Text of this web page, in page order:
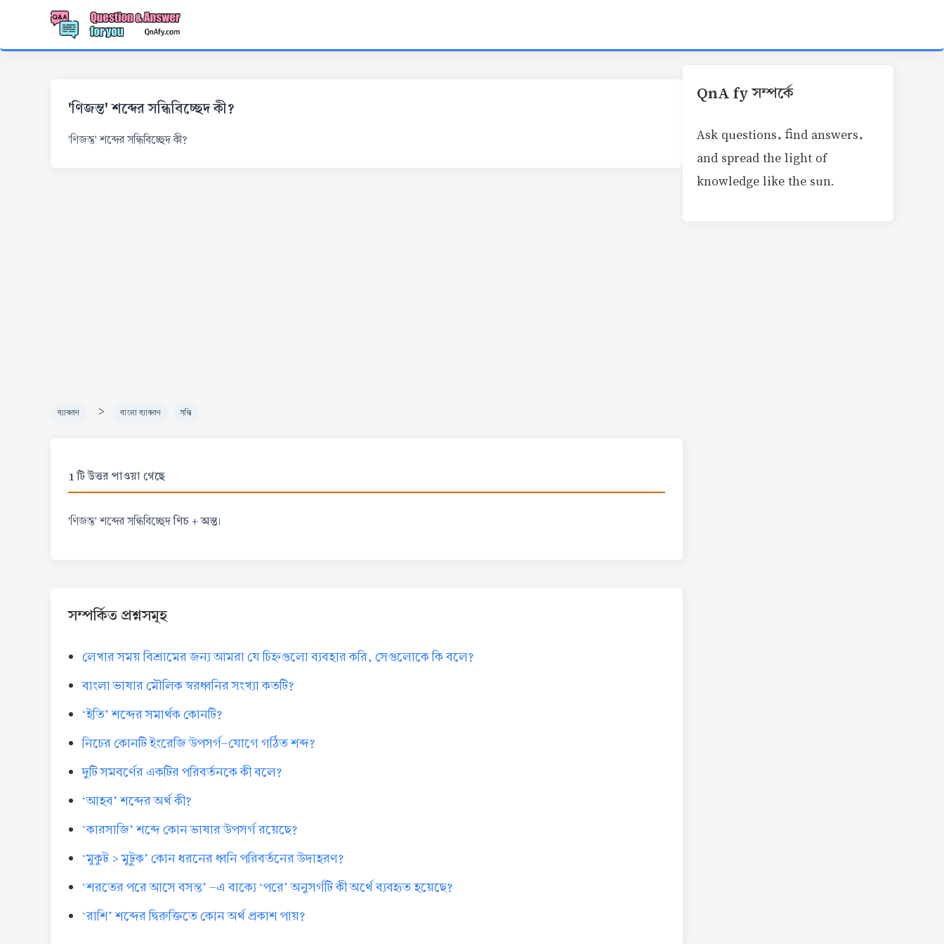
'ণিজন্ত' শব্দের সন্ধিবিচ্ছেদ কী?
'ণিজন্ত' শব্দের সন্ধিবিচ্ছেদ কী?
ব্যাকরণ > বাংলা ব্যাকরণ সন্ধি
1 টি উত্তর পাওয়া গেছে
'ণিজন্ত' শব্দের সন্ধিবিচ্ছেদণিচ + অন্ত।
সম্পর্কিত প্রশ্নসমূহ
লেখার সময় বিশ্রামের জন্য আমরা যে চিহ্নগুলো ব্যবহার করি, সেগুলোকে কি বলে?
বাংলা ভাষার মৌলিক স্বরধ্বনির সংখ্যা কতটি?
‘ইতি’ শব্দের সমার্থক কোনটি?
নিচের কোনটি ইংরেজি উপসর্গ-যোগে গঠিত শব্দ?
দুটি সমবর্ণের একটির পরিবর্তনকে কী বলে?
‘আহব’ শব্দের অর্থ কী?
‘কারসাজি’ শব্দে কোন ভাষার উপসর্গ রয়েছে?
‘মুকুট > মুটুক’ কোন ধরনের ধ্বনি পরিবর্তনের উদাহরণ?
‘শরতের পরে আসে বসন্ত’ -এ বাক্যে ‘পরে’ অনুসর্গটি কী অর্থে ব্যবহৃত হয়েছে?
‘রাশি’ শব্দের দ্বিরুক্তিতে কোন অর্থ প্রকাশ পায়?
QnA fy সম্পর্কে
Ask questions, find answers,
and spread the light of
knowledge like the sun.